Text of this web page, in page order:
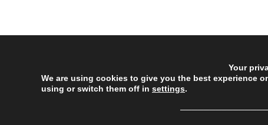
Your
We are using cookies to give you the best experience
using or switch them off in settings.